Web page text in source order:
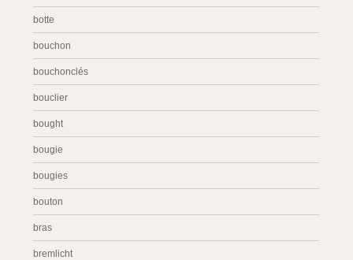
botte
bouchon
bouchonclés
bouclier
bought
bougie
bougies
bouton
bras
bremlicht